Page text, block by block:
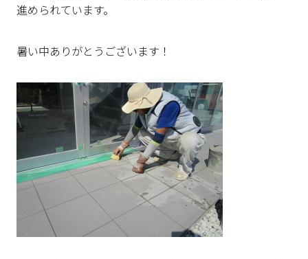
進められています。
暑い中ありがとうございます！